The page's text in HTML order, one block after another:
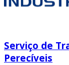
Serviço de
Perecíveis